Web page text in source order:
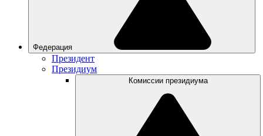
Федерация
Президент
Президиум
Комиссии президиума